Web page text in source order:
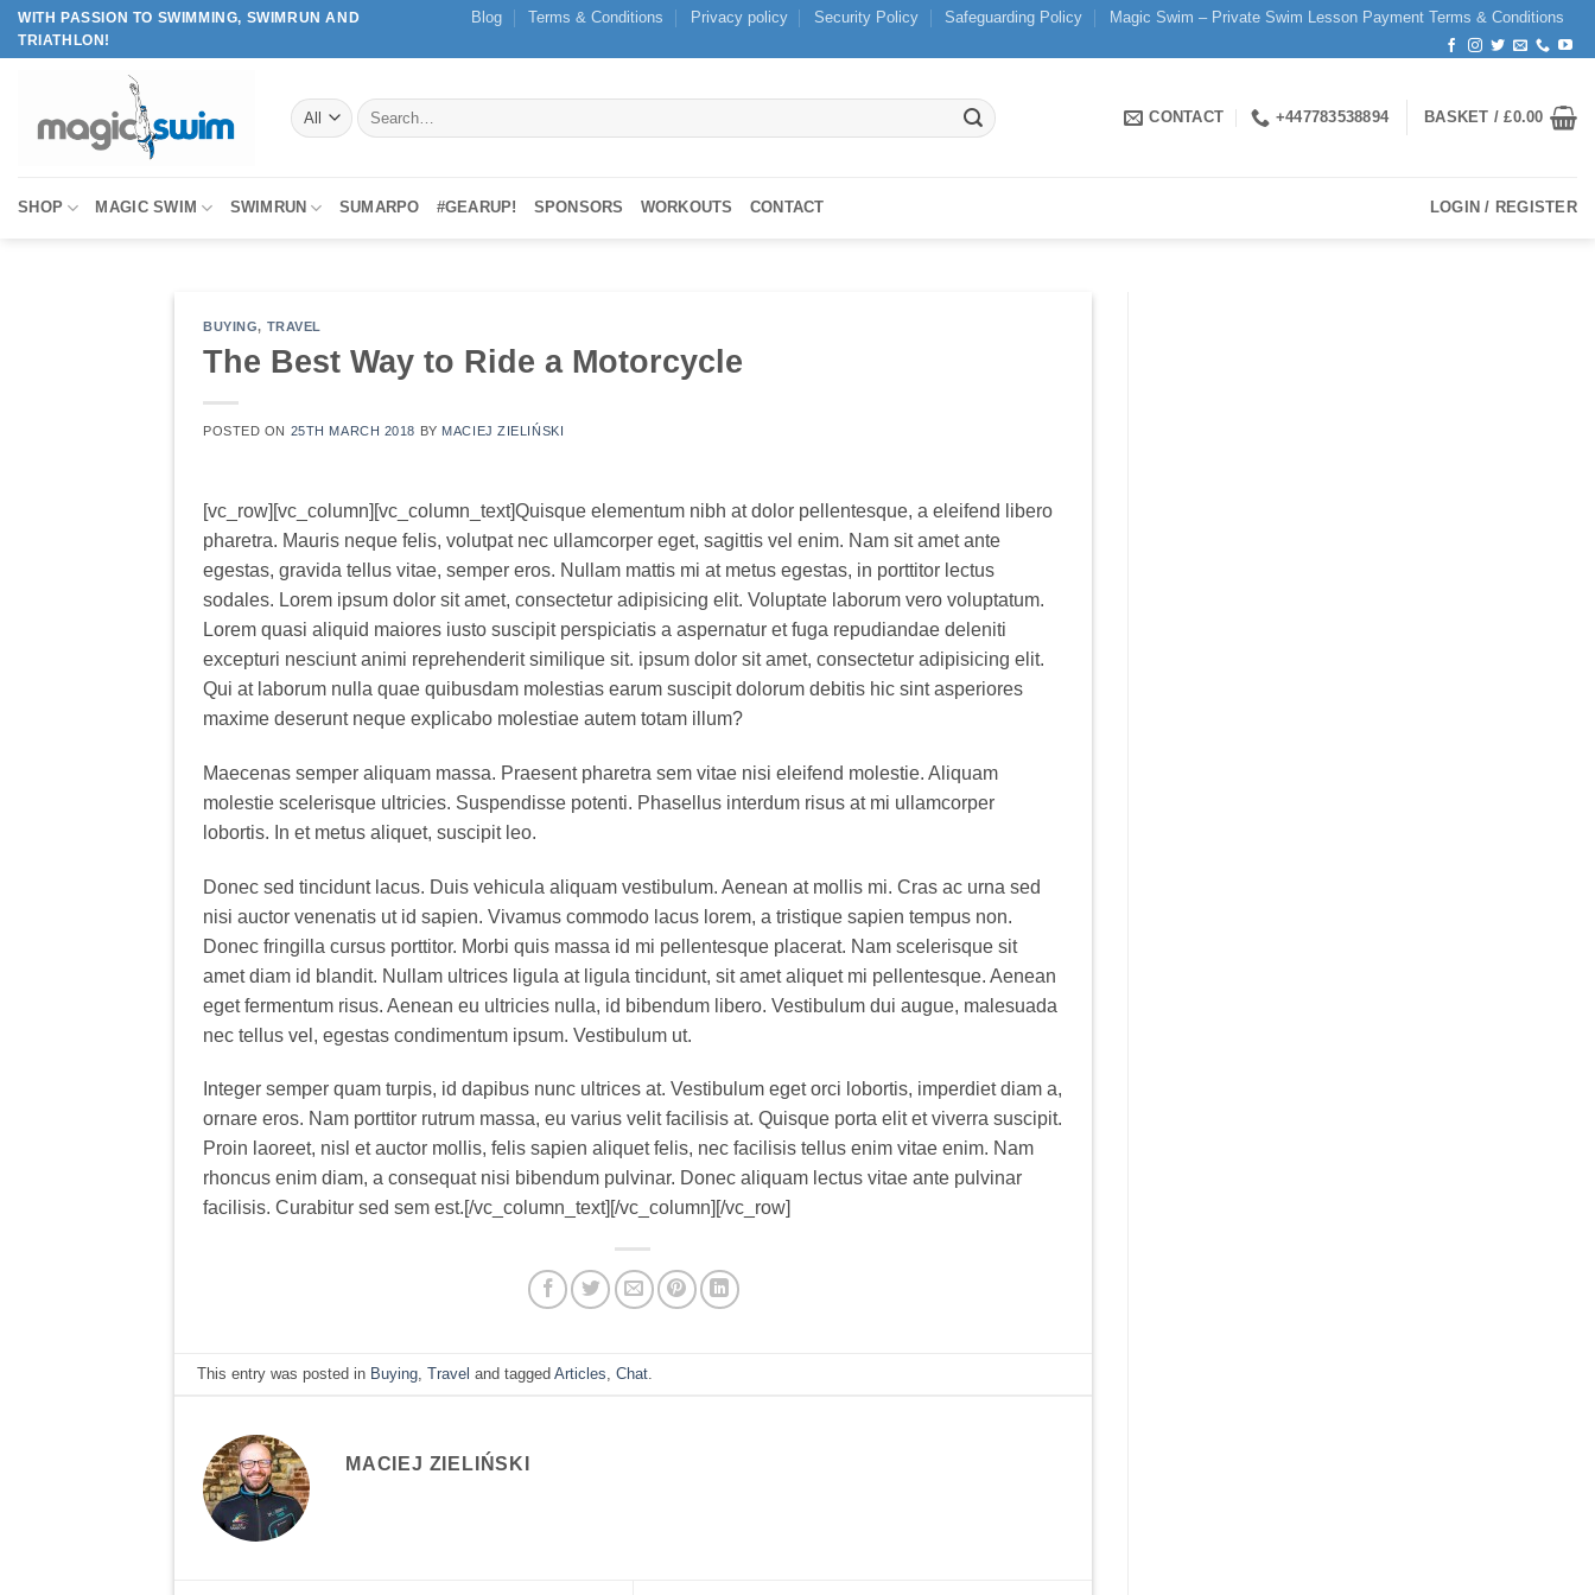
SkipWITH PASSION TO SWIMMING, SWIMRUN AND
TRIATHLON!
Blog Terms & Conditions Privacy policy Security Policy Safeguarding Policy Magic Swim – Private Swim Lesson Payment Terms & Conditions
Search
for:
CONTACT +447783538894 BASKET /£0.00
SHOP MAGIC SWIM SWIMRUN SUMARPO #GEARUP! SPONSORS WORKOUTS CONTACT LOGIN / REGISTER
BUYING, TRAVEL
The Best Way to Ride a Motorcycle
POSTED ON 25TH MARCH 2018 BY MACIEJ ZIELIŃSKI
[vc_row][vc_column][vc_column_text]Quisque elementum nibh at dolor pellentesque, a eleifend libero
pharetra. Mauris neque felis, volutpat nec ullamcorper eget, sagittis vel enim. Nam sit amet ante
egestas, gravida tellus vitae, semper eros. Nullam mattis mi at metus egestas, in porttitor lectus
sodales. Lorem ipsum dolor sit amet, consectetur adipisicing elit. Voluptate laborum vero voluptatum.
Lorem quasi aliquid maiores iusto suscipit perspiciatis a aspernatur et fuga repudiandae deleniti
excepturi nesciunt animi reprehenderit similique sit. ipsum dolor sit amet, consectetur adipisicing elit.
Qui at laborum nulla quae quibusdam molestias earum suscipit dolorum debitis hic sint asperiores
maxime deserunt neque explicabo molestiae autem totam illum?
Maecenas semper aliquam massa. Praesent pharetra sem vitae nisi eleifend molestie. Aliquam
molestie scelerisque ultricies. Suspendisse potenti. Phasellus interdum risus at mi ullamcorper
lobortis. In et metus aliquet, suscipit leo.
Donec sed tincidunt lacus. Duis vehicula aliquam vestibulum. Aenean at mollis mi. Cras ac urna sed
nisi auctor venenatis ut id sapien. Vivamus commodo lacus lorem, a tristique sapien tempus non.
Donec fringilla cursus porttitor. Morbi quis massa id mi pellentesque placerat. Nam scelerisque sit
amet diam id blandit. Nullam ultrices ligula at ligula tincidunt, sit amet aliquet mi pellentesque. Aenean
eget fermentum risus. Aenean eu ultricies nulla, id bibendum libero. Vestibulum dui augue, malesuada
nec tellus vel, egestas condimentum ipsum. Vestibulum ut.
Integer semper quam turpis, id dapibus nunc ultrices at. Vestibulum eget orci lobortis, imperdiet diam a,
ornare eros. Nam porttitor rutrum massa, eu varius velit facilisis at. Quisque porta elit et viverra suscipit.
Proin laoreet, nisl et auctor mollis, felis sapien aliquet felis, nec facilisis tellus enim vitae enim. Nam
rhoncus enim diam, a consequat nisi bibendum pulvinar. Donec aliquam lectus vitae ante pulvinar
facilisis. Curabitur sed sem est.[/vc_column_text][/vc_column][/vc_row]
This entry was posted in Buying ,Travel and taggedArticles ,Chat
MACIEJ ZIELIŃSKI